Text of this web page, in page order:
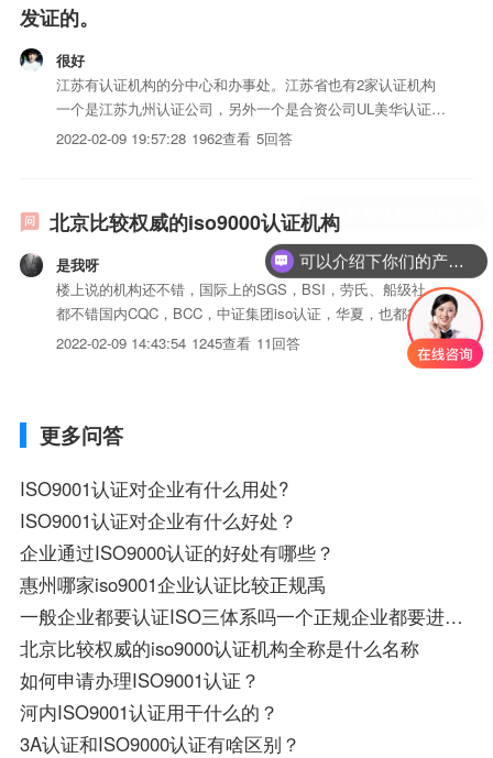
发证的。
很好
江苏有认证机构的分中心和办事处。江苏省也有2家认证机构
一个是江苏九州认证公司，另外一个是合资公司UL美华认证有
限公司，颁发UL的证书，权威性比国内认证机构要好的多。当
2022-02-09 19:57:28 1962查看 5回答
北京比较权威的iso9000认证机构
是我呀
楼上说的机构还不错，国际上的SGS，BSI，劳氏、船级社，
都不错国内CQC，BCC，中证集团iso认证，华夏，也都行。
不过有些东西需要先明确第一、我们最先需要弄清楚的就是，
一个完整的认证由那几块组成，由两部分组成：一部分是前期
2022-02-09 14:43:54 1245查看 11回答
更多问答
ISO9001认证对企业有什么用处?
ISO9001认证对企业有什么好处？
企业通过ISO9000认证的好处有哪些？
惠州哪家iso9001企业认证比较正规禹
一般企业都要认证ISO三体系吗一个正规企业都要进行ISO9001
北京比较权威的iso9000认证机构全称是什么名称
如何申请办理ISO9001认证？
河内ISO9001认证用干什么的？
3A认证和ISO9000认证有啥区别？
可以介绍下你们的产品么？